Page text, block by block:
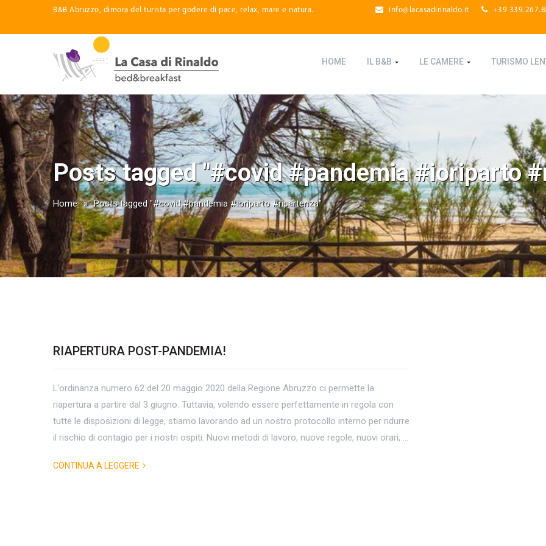
B&B Abruzzo, dimora del turista per godere di pace, relax, mare e natura. info@lacasadirinaldo.it +39
HOME IL B&B LE CAMERE TURISMO
Posts tagged "#covid #pandemia #ioriparto
Home » Posts tagged "#covid #pandemia #ioriparto #ripartenza"
Archives:
#covid
#pandemia
RIAPERTURA POST-PANDEMIA!
L’ordinanza numero 62 del 20 maggio 2020 della Regione Abruzzo ci permette la
riapertura a partire dal 3 giugno. Tuttavia, volendo essere perfettamente in regola con
tutte le disposizioni di legge, stiamo lavorando ad un nostro protocollo interno per ridurre
il rischio di contagio per i nostri ospiti. Nuovi metodi di lavoro, nuove regole, nuovi orari, …
CONTINUA A LEGGERE